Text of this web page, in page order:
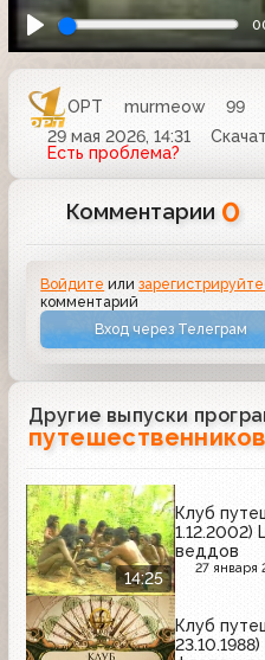
ОРТ murmeow
99
29 мая 2026, 14:31
Есть проблема?
Комментарии 0
Войдите или
комментарий
Вход через Телеграм
Другие выпуски
путешественников
14:25
Клуб
1.12.2002)
веддов
27 января
Клуб